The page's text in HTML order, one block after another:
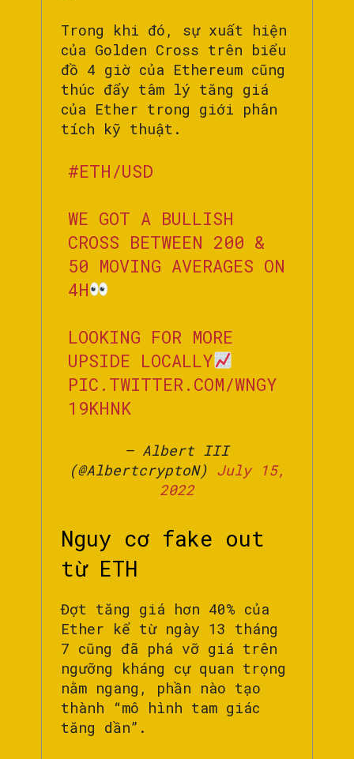
Trong khi đó, sự xuất hiện
của Golden Cross trên biểu
đồ 4 giờ của Ethereum cũng
thúc đẩy tâm lý tăng giá
của Ether trong giới phân
tích kỹ thuật.
#ETH/USD
WE GOT A BULLISH
CROSS BETWEEN 200 &
50 MOVING AVERAGES ON
4H
LOOKING FOR MORE
UPSIDE LOCALLY
PIC.TWITTER.COM/WNGY
19KHNK
— Albert III
(@AlbertcryptoN) July 15,
2022
Nguy cơ fake out
từ ETH
Đợt tăng giá hơn 40% của
Ether kể từ ngày 13 tháng
7 cũng đã phá vỡ giá trên
ngưỡng kháng cự quan trọng
nằm ngang, phần nào tạo
thành “mô hình tam giác
tăng dần”.